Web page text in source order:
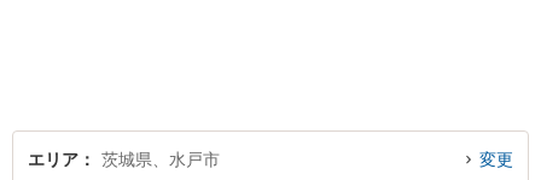
エリア 茨城県、水戸市 変更